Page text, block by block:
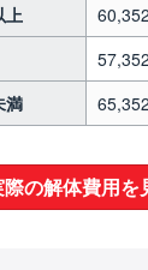
上
満
の解体費用を